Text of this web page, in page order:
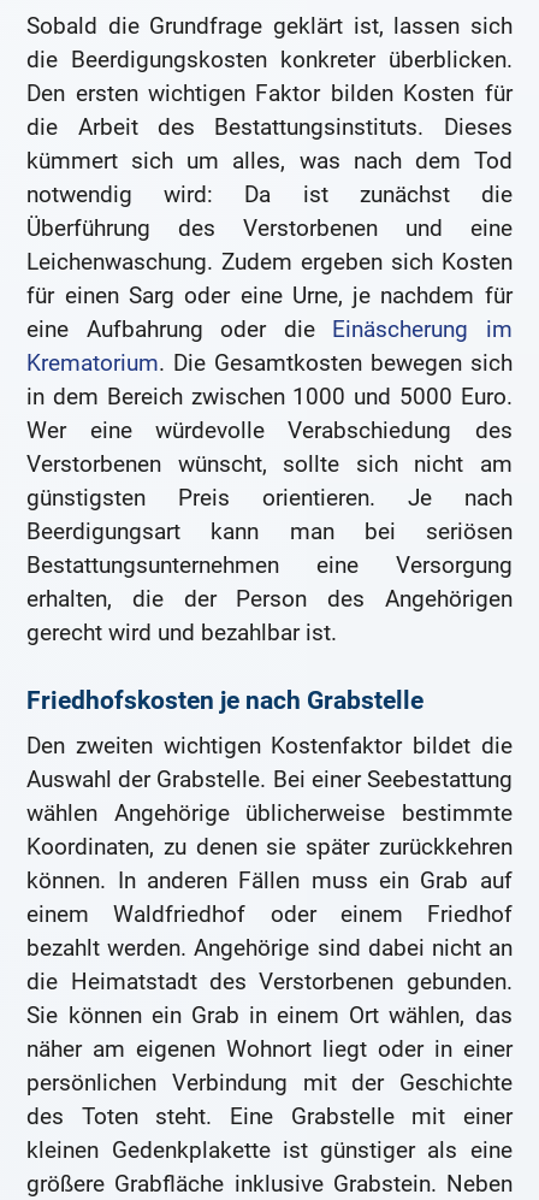
Sobald die Grundfrage geklärt ist, lassen sich
die Beerdigungskosten konkreter überblicken.
Den ersten wichtigen Faktor bilden Kosten für
die Arbeit des Bestattungsinstituts. Dieses
kümmert sich um alles, was nach dem Tod
notwendig wird: Da ist zunächst die
Überführung des Verstorbenen und eine
Leichenwaschung. Zudem ergeben sich Kosten
für einen Sarg oder eine Urne, je nachdem für
eine Aufbahrung oder die Einäscherung im
Krematorium. Die Gesamtkosten bewegen sich
in dem Bereich zwischen 1000 und 5000 Euro.
Wer eine würdevolle Verabschiedung des
Verstorbenen wünscht, sollte sich nicht am
günstigsten Preis orientieren. Je nach
Beerdigungsart kann man bei seriösen
Bestattungsunternehmen eine Versorgung
erhalten, die der Person des Angehörigen
gerecht wird und bezahlbar ist.
Friedhofskosten je nach Grabstelle
Den zweiten wichtigen Kostenfaktor bildet die
Auswahl der Grabstelle. Bei einer Seebestattung
wählen Angehörige üblicherweise bestimmte
Koordinaten, zu denen sie später zurückkehren
können. In anderen Fällen muss ein Grab auf
einem Waldfriedhof oder einem Friedhof
bezahlt werden. Angehörige sind dabei nicht an
die Heimatstadt des Verstorbenen gebunden.
Sie können ein Grab in einem Ort wählen, das
näher am eigenen Wohnort liegt oder in einer
persönlichen Verbindung mit der Geschichte
des Toten steht. Eine Grabstelle mit einer
kleinen Gedenkplakette ist günstiger als eine
größere Grabfläche inklusive Grabstein. Neben